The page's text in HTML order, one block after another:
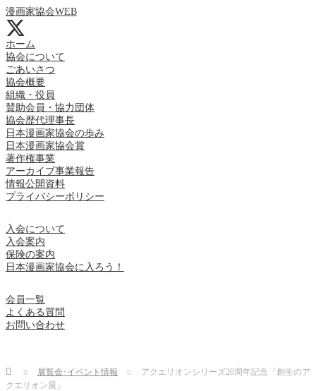
漫画家協会WEB
ホーム
協会について
ごあいさつ
協会概要
組織・役員
賛助会員・協力団体
協会歴代理事長
日本漫画家協会の歩み
日本漫画家協会賞
著作権事業
アーカイブ事業報告
情報公開資料
プライバシーポリシー
入会について
入会案内
保険の案内
日本漫画家協会に入ろう！
会員一覧
よくある質問
お問い合わせ
Home 展覧会･イベント情報
アクエリオンシリーズ20周年記念「創生のア
クエリオン展」